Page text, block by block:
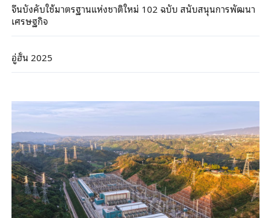
จีนบังคับใช้มาตรฐานแห่งชาติใหม่ 102 ฉบับ สนับสนุนการพัฒนา
เศรษฐกิจ
อู่ฮั่น 2025